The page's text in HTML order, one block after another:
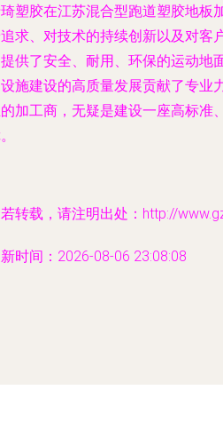
塑胶在江苏混合型跑道塑胶地板
求、对技术的持续创新以及对客
供了安全、耐用、环保的运动地
施建设的高质量发展贡献了专业
加工商，无疑是建设一座高标准
转载，请注明出处：http://
时间：2026-08-06 23:08:08